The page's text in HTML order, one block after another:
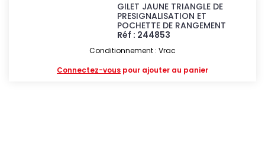
GILET JAUNE TRIANGLE DE
PRESIGNALISATION ET
POCHETTE DE RANGEMENT
Réf : 244853
Conditionnement : Vrac
Connectez-vous pour ajouter au panier